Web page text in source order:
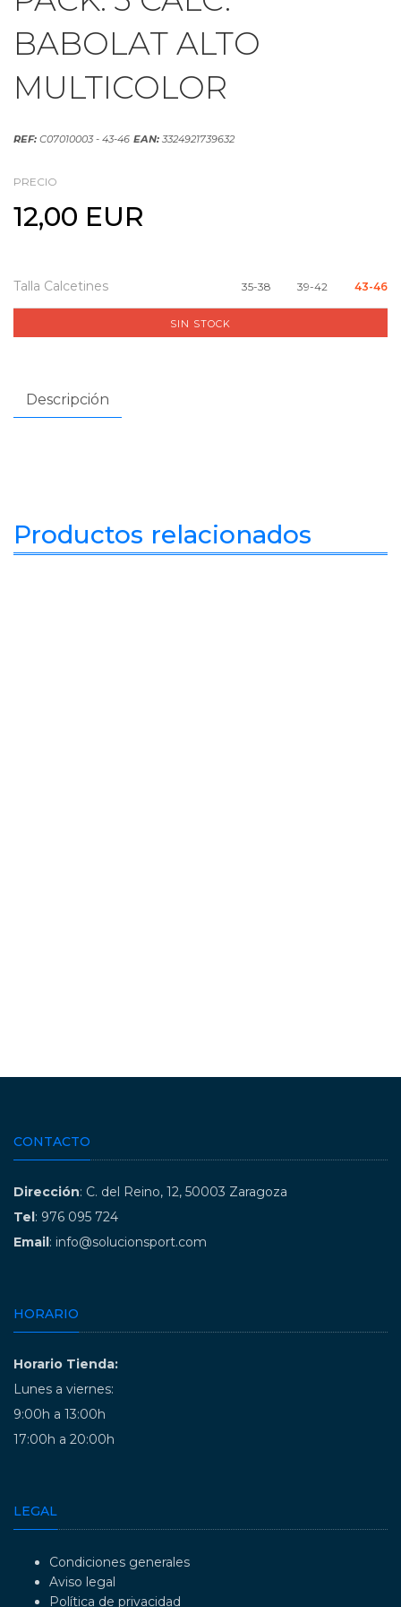
BABOLAT ALTO
MULTICOLOR
REF: C07010003 - 43-46 EAN: 3324921739632
PRECIO
12,00 EUR
Talla Calcetines 35-38 39-42 43-46
SIN STOCK
Descripción
Productos relacionados
CONTACTO
Dirección: C. del Reino, 12, 50003 Zaragoza
Tel: 976 095 724
Email: info@solucionsport.com
HORARIO
Horario Tienda:
Lunes a viernes:
9:00h a 13:00h
17:00h a 20:00h
LEGAL
Condiciones generales
Aviso legal
Política de privacidad